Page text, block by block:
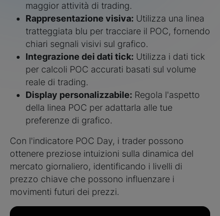
maggior attività di trading.
Rappresentazione visiva: Utilizza una linea
tratteggiata blu per tracciare il POC, fornendo
chiari segnali visivi sul grafico.
Integrazione dei dati tick: Utilizza i dati tick
per calcoli POC accurati basati sul volume
reale di trading.
Display personalizzabile: Regola l'aspetto
della linea POC per adattarla alle tue
preferenze di grafico.
Con l'indicatore POC Day, i trader possono
ottenere preziose intuizioni sulla dinamica del
mercato giornaliero, identificando i livelli di
prezzo chiave che possono influenzare i
movimenti futuri dei prezzi.